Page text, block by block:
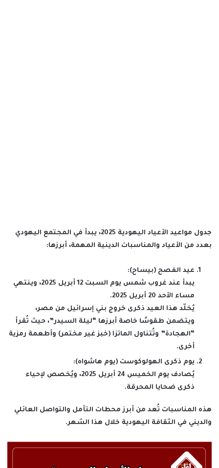
جدول مواعيد الأعياد اليهودية 2025، يبدأ في المجتمع اليهودي
بعدد من الأعياد والمناسبات الدينية المهمة، أبرزها:
عيد الفصح (بيساح):
يبدأ عند غروب شمس يوم السبت 12 أبريل 2025، وينتهي
مساء الأحد 20 أبريل 2025.
يُخلّد هذا العيد ذكرى خروج بني إسرائيل من مصر،
ويتضمن طقوسًا خاصة أبرزها “ليلة السيدر”، حيث تُقرأ
“الهجادة” وتُتناول الماتزا (خبز غير مختمر) وأطعمة رمزية
أخرى.
يوم ذكرى الهولوكوست (يوم هاشواه):
يُصادف يوم الخميس 24 أبريل 2025، ويُخصص لإحياء
ذكرى ضحايا المحرقة.
هذه المناسبات تُعد من أبرز محطات التأمل والتواصل العائلي
والديني في الثقافة اليهودية خلال هذا الشهر.